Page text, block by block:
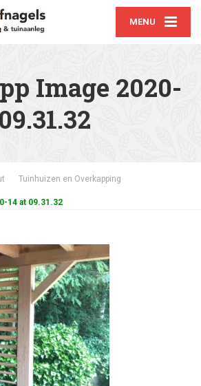
MENU
Image 2020-
Tuinhuizen en Overkapping
14 at 09.31.32